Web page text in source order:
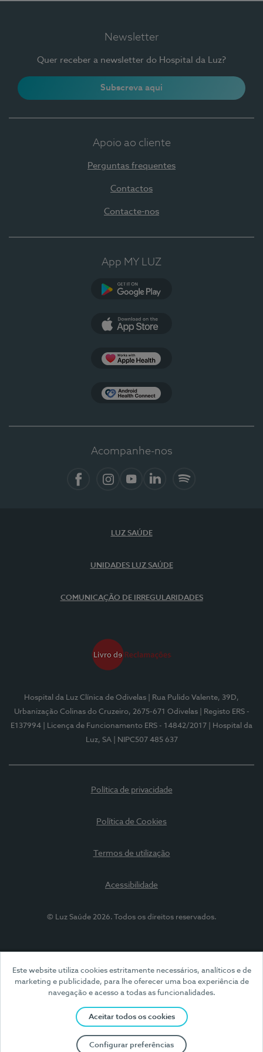
Este website utiliza cookies estritamente necessários, analíticos e de
marketing e publicidade, para lhe oferecer uma boa experiência de
navegação e acesso a todas as funcionalidades.
Aceitar todos os cookies
Configurar preferências
Newsletter
Quer receber a newsletter do Hospital da Luz?
Subscreva aqui
Apoio ao cliente
Perguntas frequentes
Contactos
Contacte-nos
App MY LUZ
Acompanhe-nos
LUZ SAÚDE
UNIDADES LUZ SAÚDE
COMUNICAÇÃO DE IRREGULARIDADES
Hospital da Luz Clínica de Odivelas
| Rua Pulido Valente, 39D,
Urbanização Colinas do Cruzeiro, 2675-671 Odivelas
| Registo ERS -
E137994
| Licença de Funcionamento ERS - 14842/2017
| Hospital da
Luz, SA
| NIPC507 485 637
Política de privacidade
Política de Cookies
Termos de utilização
Acessibilidade
© Luz Saúde 2026. Todos os direitos reservados.